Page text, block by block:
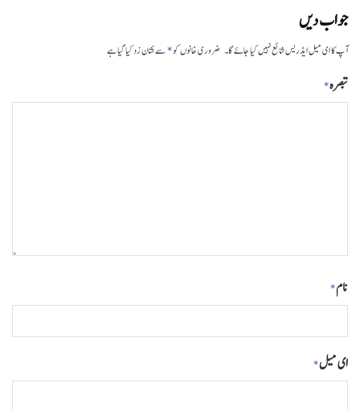
جواب دیں
آپ کا ای میل ایڈریس شائع نہیں کیا جائے گا۔ ضروری خانوں کو*سے نشان زد کیا گیا ہے
تبصرہ*
نام*
ای میل*